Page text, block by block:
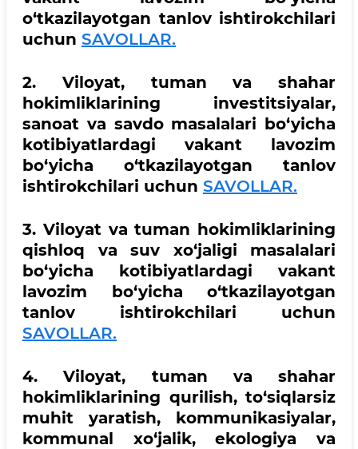
o‘tkazilayotgan tanlov ishtirokchilari
uchun SAVOLLAR.
2. Viloyat, tuman va shahar
hokimliklarining investitsiyalar,
sanoat va savdo masalalari bo‘yicha
kotibiyatlardagi vakant lavozim
bo‘yicha o‘tkazilayotgan tanlov
ishtirokchilari uchun SAVOLLAR.
3. Viloyat va tuman hokimliklarining
qishloq va suv xo‘jaligi masalalari
bo‘yicha kotibiyatlardagi vakant
lavozim bo‘yicha o‘tkazilayotgan
tanlov ishtirokchilari uchun
SAVOLLAR.
4. Viloyat, tuman va shahar
hokimliklarining qurilish, to‘siqlarsiz
muhit yaratish, kommunikasiyalar,
kommunal xo‘jalik, ekologiya va